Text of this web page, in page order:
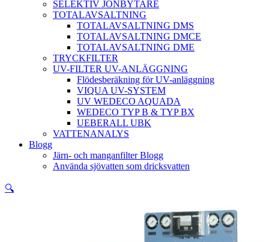
SELEKTIV JONBYTARE
TOTALAVSALTNING
TOTALAVSALTNING DMS
TOTALAVSALTNING DMCE
TOTALAVSALTNING DME
TRYCKFILTER
UV-FILTER UV-ANLÄGGNING
Flödesberäkning för UV-anläggning
VIQUA UV-SYSTEM
UV WEDECO AQUADA
WEDECO TYP B & TYP BX
UEBERALL UBK
VATTENANALYS
Blogg
Järn- och manganfilter Blogg
Använda sjövatten som dricksvatten
🔍